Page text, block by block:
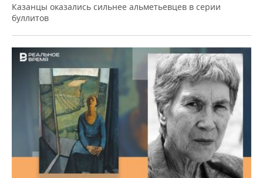
Казанцы оказались сильнее альметьевцев в серии
буллитов